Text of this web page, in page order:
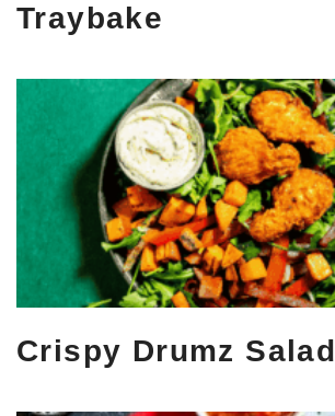
Traybake
Crispy Drumz Salad